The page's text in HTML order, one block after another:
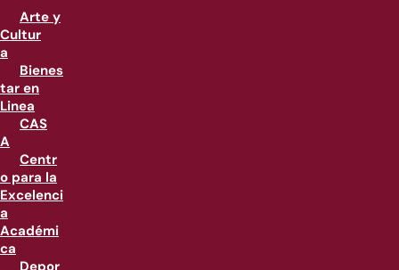
Arte y
Cultur
a
Bienes
tar en
Linea
CAS
A
Centr
o para la
Excelenci
a
Académi
ca
Depor